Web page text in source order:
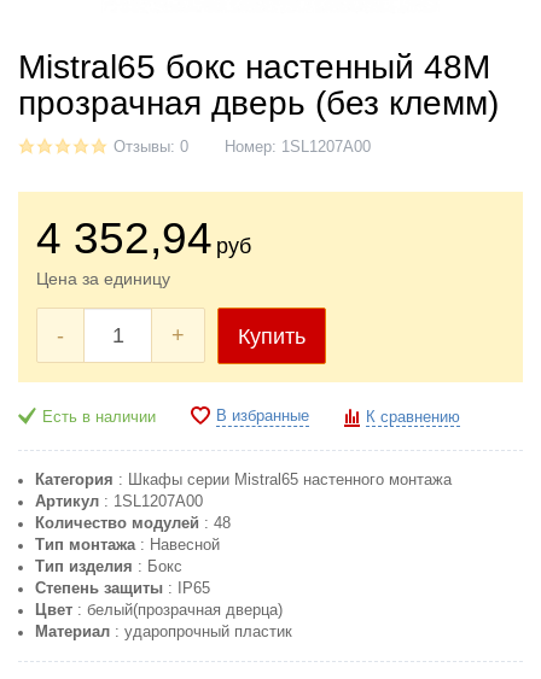
Mistral65 бокс настенный 48М
прозрачная дверь (без клемм)
Отзывы: 0 Номер: 1SL1207A00
4 352,94 руб
Цена за единицу
- + Купить
Есть в наличии В избранные К сравнению
Категория : Шкафы серии Mistral65 настенного монтажа
Артикул: 1SL1207A00
Количество модулей : 48
Тип монтажа: Навесной
Тип изделия : Бокс
Степень защиты: IP65
Цвет: белый(прозрачная дверца)
Материал: ударопрочный пластик